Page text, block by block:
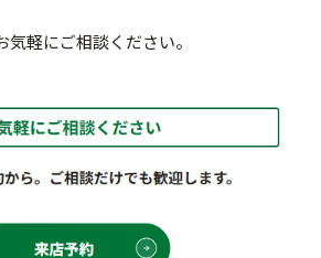
軽にご相談ください。